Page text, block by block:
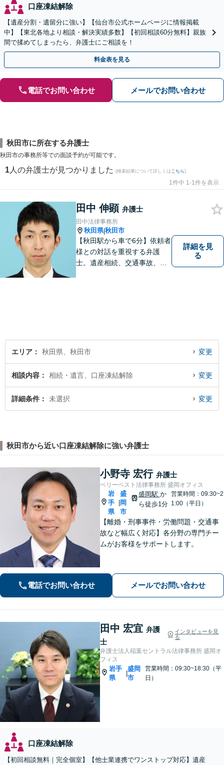
口座凍結解除
【遺産分割・遺留分に強い】【仙台市公式ホームページに情報掲載
中】【東北各地より相談・解決実績多数】【初回相談60分無料】親族
間で揉めてしまったら、弁護士にご相談を！
料金表を見る
電話でお問い合わせ メールでお問い合わせ
秋田市に所在する弁護士
秋田市の事務所等での面談予約が可能です。
1 人の弁護士が見つかりました (検索結果について詳しくは こちら)
1件中 1-1件を表示
田中 伸顕 弁護士
田中法律事務所
秋田県|秋田市
【秋田駅から車で6分】依頼者
様との対話を重視する弁護
士。遺産相続、交通事故、離
詳細を見
る
エリア 秋田県、秋田市 変更
相談内容 相続・遺言、口座凍結解除 変更
詳細条件 未選択 変更
秋田市から近い口座凍結解除に強い弁護士
小野寺 宏行 弁護士
ベリーベスト法律事務所 盛岡オフィス
岩
手
県
盛
岡
市
盛岡駅 か
ら徒歩1分
営業時間：09:30~2
1:00（平日）
【離婚・刑事事件・労働問題・交通事
故など幅広く対応】各分野の専門チー
ムがお客様をサポートします。
電話でお問い合わせ メールでお問い合わせ
田中 宏宜 弁護
士
インタビューを見
る
弁護士法人稲葉セントラル法律事務所 盛岡オ
フィス
岩手
県
|
盛岡
市
営業時間：09:30~18:30（平
日）
口座凍結解除
【初回相談無料｜完全個室】【他士業連携でワンストップ対応】遺産